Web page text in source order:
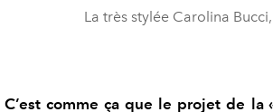
La très stylée Carolina
C’est comme ça que le projet de la